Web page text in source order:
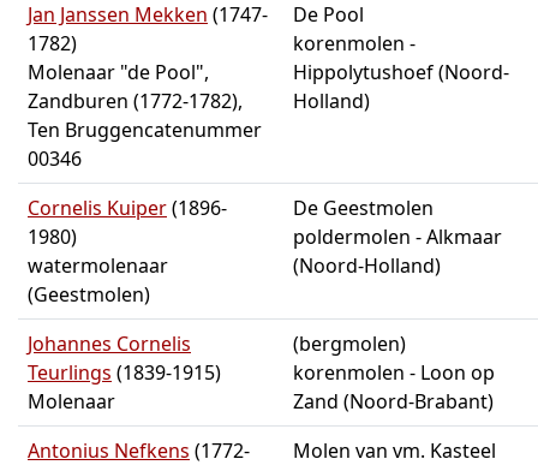
Jan Janssen Mekken (1747-
1782)
Molenaar "de Pool",
Zandburen (1772-1782),
Ten Bruggencatenummer
00346
De Pool
korenmolen -
Hippolytushoef (Noord-
Holland)
Cornelis Kuiper(1896-
1980)
watermolenaar
(Geestmolen)
De Geestmolen
poldermolen - Alkmaar
(Noord-Holland)
Johannes Cornelis
Teurlings (1839-1915)
Molenaar
(bergmolen)
korenmolen - Loon op
Zand (Noord-Brabant)
Antonius Nefkens (1772-
Molen van vm. Kasteel